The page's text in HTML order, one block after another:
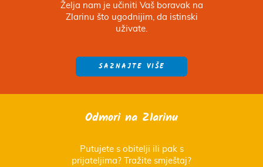
Želja nam je učiniti Vaš boravak na
Zlarinu što ugodnijim, da istinski
uživate.
SAZNAJTE VIŠE
Odmori na Zlarinu
Putujete s obitelji ili pak s
prijateljima? Tražite smještaj?